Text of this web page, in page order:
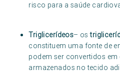
risco para a saúde
Triglicerídeos– os
constituem uma fonte de
podem ser convertidos
armazenados no tecido